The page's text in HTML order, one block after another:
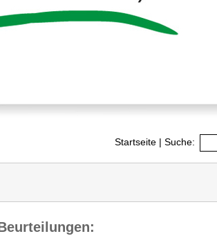
Startseite | Suche: